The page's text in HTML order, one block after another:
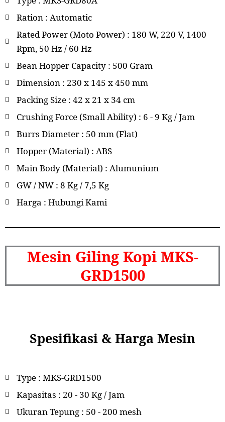
Ration : Automatic
Rated Power (Moto Power) : 180 W, 220 V, 1400
Rpm, 50 Hz / 60 Hz
Bean Hopper Capacity : 500 Gram
Dimension : 230 x 145 x 450 mm
Packing Size : 42 x 21 x 34 cm
Crushing Force (Small Ability) : 6 - 9 Kg / Jam
Burrs Diameter : 50 mm (Flat)
Hopper (Material) : ABS
Main Body (Material) : Alumunium
GW / NW : 8 Kg / 7,5 Kg
Harga : Hubungi Kami
Mesin Giling Kopi MKS-
GRD1500
Spesifikasi & Harga Mesin
Type : MKS-GRD1500
Kapasitas : 20 - 30 Kg / Jam
Ukuran Tepung : 50 - 200 mesh